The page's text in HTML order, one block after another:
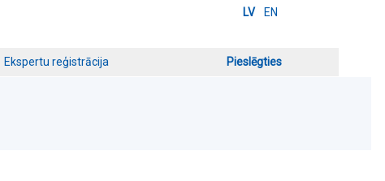
LV EN
Ekspertu reģistrācija Pieslēgties